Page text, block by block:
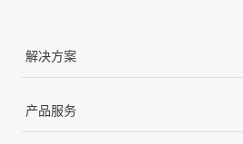
解决方案
产品服务